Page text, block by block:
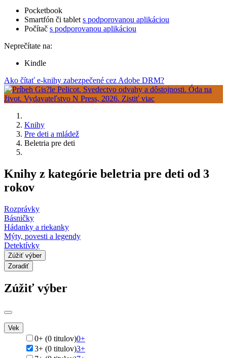
Pocketbook
Smartfón či tablet s podporovanou aplikáciou
Počítač s podporovanou aplikáciou
Neprečítate na:
Kindle
Ako čítať e-knihy zabezpečené cez Adobe DRM?
Knihy
Pre deti a mládež
Beletria pre deti
Knihy z kategórie beletria pre deti od 3
rokov
Rozprávky
Básničky
Hádanky a riekanky
Mýty, povesti a legendy
Detektívky
Zúžiť výber
Zoradiť
Zúžiť výber
Vek
0+ (0 titulov)0+
3+ (0 titulov)3+